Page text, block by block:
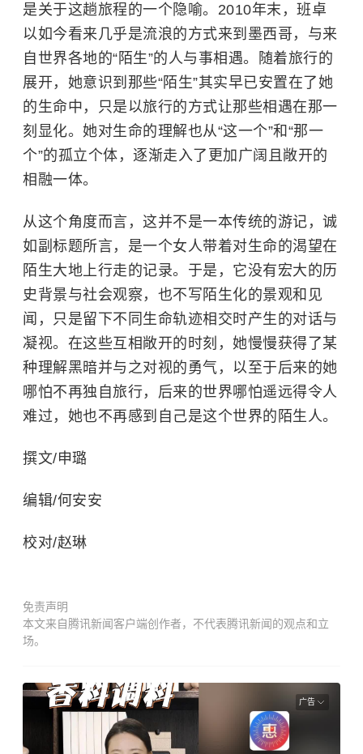
是关于这趟旅程的一个隐喻。2010年末，班卓
以如今看来几乎是流浪的方式来到墨西哥，与来
自世界各地的“陌生”的人与事相遇。随着旅行的
展开，她意识到那些“陌生”其实早已安置在了她
的生命中，只是以旅行的方式让那些相遇在那一
刻显化。她对生命的理解也从“这一个”和“那一
个”的孤立个体，逐渐走入了更加广阔且敞开的
相融一体。
从这个角度而言，这并不是一本传统的游记，诚
如副标题所言，是一个女人带着对生命的渴望在
陌生大地上行走的记录。于是，它没有宏大的历
史背景与社会观察，也不写陌生化的景观和见
闻，只是留下不同生命轨迹相交时产生的对话与
凝视。在这些互相敞开的时刻，她慢慢获得了某
种理解黑暗并与之对视的勇气，以至于后来的她
哪怕不再独自旅行，后来的世界哪怕遥远得令人
难过，她也不再感到自己是这个世界的陌生人。
撰文/申璐
编辑/何安安
校对/赵琳
免责声明
本文来自腾讯新闻客户端创作者，不代表腾讯新闻的观点和立
场。
广告